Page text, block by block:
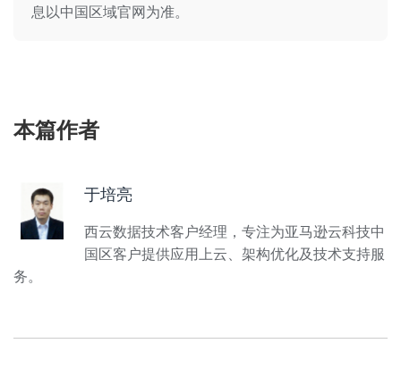
息以中国区域官网为准。
本篇作者
于培亮
西云数据技术客户经理，专注为亚马逊云科技中
国区客户提供应用上云、架构优化及技术支持服
务。